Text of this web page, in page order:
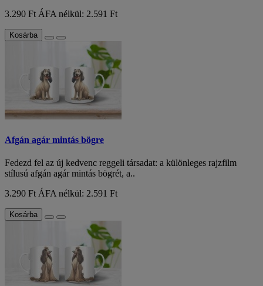
3.290 FtÁFA nélkül: 2.591 Ft
Kosárba
Afgán agár mintás bögre
Fedezd fel az új kedvenc reggeli társadat: a különleges rajzfilm
stílusú afgán agár mintás bögrét, a..
3.290 Ft ÁFA nélkül: 2.591 Ft
Kosárba